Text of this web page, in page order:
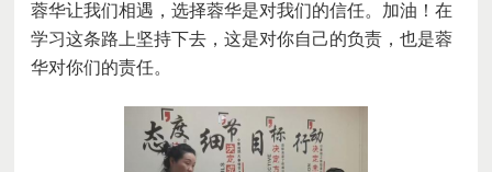
蓉华让我们相遇，选择蓉华是对我们的信任。加油！在
学习这条路上坚持下去，这是对你自己的负责，也是蓉
华对你们的责任。